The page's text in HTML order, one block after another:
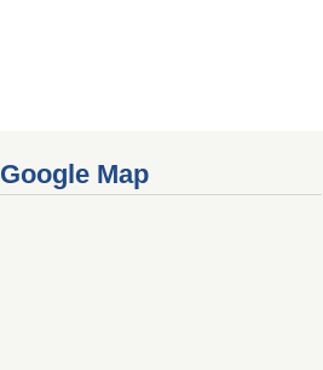
Google Map